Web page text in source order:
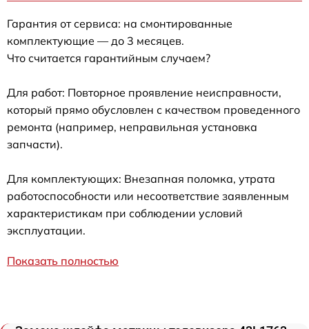
Гарантия от сервиса: на смонтированные
комплектующие — до 3 месяцев.
Что считается гарантийным случаем?
Для работ: Повторное проявление неисправности,
который прямо обусловлен с качеством проведенного
ремонта (например, неправильная установка
запчасти).
Для комплектующих: Внезапная поломка, утрата
работоспособности или несоответствие заявленным
характеристикам при соблюдении условий
эксплуатации.
Показать полностью